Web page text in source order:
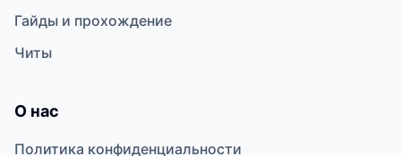
Гайды и прохождение
Читы
О нас
Политика конфиденциальности